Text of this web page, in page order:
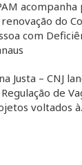
acompanha
do
com
Justa – CNJ
de
voltados